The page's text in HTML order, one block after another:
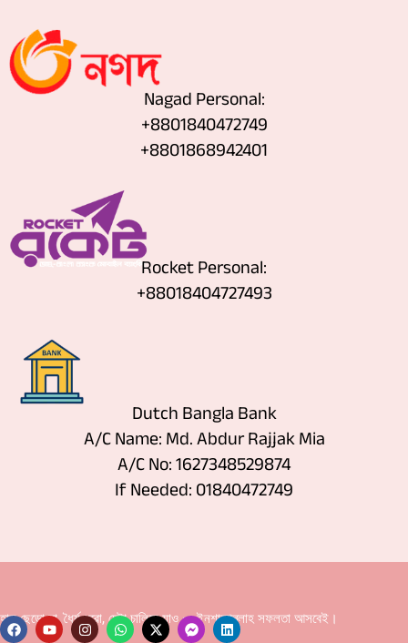
Nagad Personal:
+8801840472749
‪+8801868942401
Rocket Personal:
+88018404727493
Dutch Bangla Bank
A/C Name: Md. Abdur Rajjak Mia
A/C No: 1627348529874
If Needed: 01840472749
হাল ছেড়ো না, ধৈর্য ধরো, চেষ্টা চালিয়ে যাও — ইনশাআল্লাহ সফলতা আসবেই।